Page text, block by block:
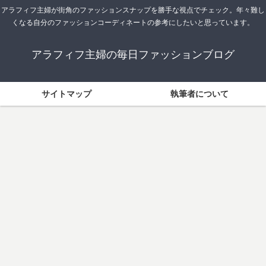
アラフィフ主婦が街角のファッションスナップを勝手な視点でチェック。年々難し
くなる自分のファッションコーディネートの参考にしたいと思っています。
アラフィフ主婦の毎日ファッションブログ
サイトマップ 執筆者について